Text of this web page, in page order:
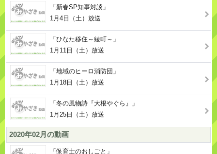
「新春SP知事対談」
1月4日（土）放送
「ひなた移住～綾町～」
1月11日（土）放送
「地域のヒーロ消防団」
1月18日（土）放送
「冬の風物詩『大根やぐら』」
1月25日（土）放送
2020年02月の動画
「保育士のおしごと」